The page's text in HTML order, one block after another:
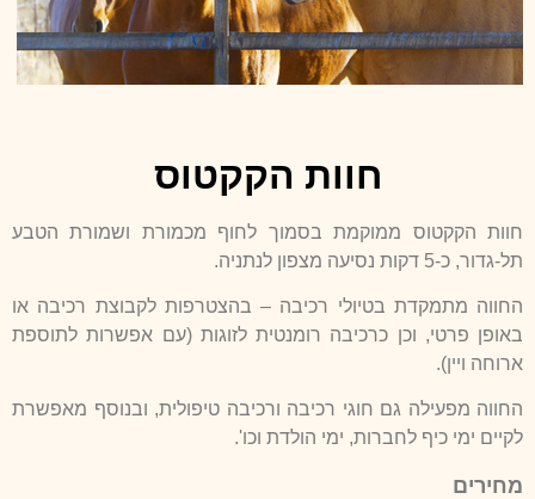
חוות הקקטוס
חוות הקקטוס ממוקמת בסמוך לחוף מכמורת ושמורת הטבע
תל-גדור, כ-5 דקות נסיעה מצפון לנתניה.
החווה מתמקדת בטיולי רכיבה – בהצטרפות לקבוצת רכיבה או
באופן פרטי, וכן כרכיבה רומנטית לזוגות (עם אפשרות לתוספת
ארוחה ויין).
החווה מפעילה גם חוגי רכיבה ורכיבה טיפולית, ובנוסף מאפשרת
לקיים ימי כיף לחברות, ימי הולדת וכו'.
מחירים